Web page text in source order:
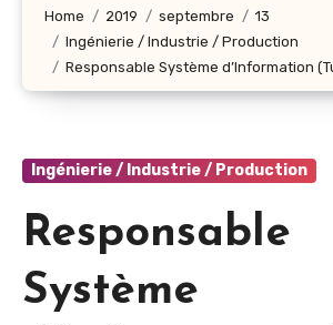
Home 2019 septembre
13
Ingénierie / Industrie / Production
Responsable Système d’Information
Ingénierie / Industrie / Production
Responsable
Système